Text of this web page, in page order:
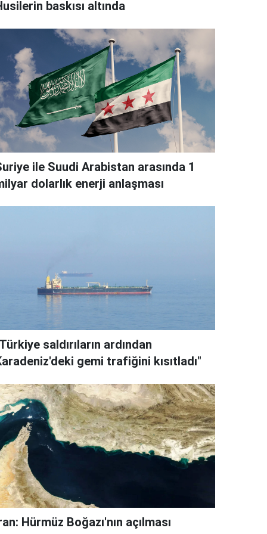
baskısı altında
ile Suudi Arabistan arasında 1
dolarlık enerji anlaşması
saldırıların ardından
gemi trafiğini kısıtladı"
Hürmüz Boğazı'nın açılması